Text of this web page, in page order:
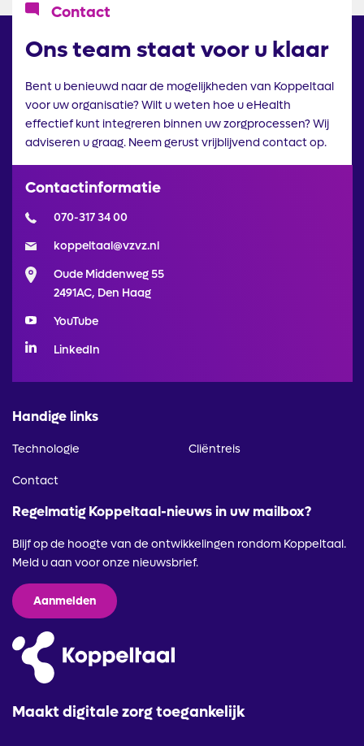
IcoonContact
Ons team staat voor u klaar
Bent u benieuwd naar de mogelijkheden van Koppeltaal
voor uw organisatie? Wilt u weten hoe u eHealth
effectief kunt integreren binnen uw zorgprocessen? Wij
adviseren u graag. Neem gerust vrijblijvend contact op.
Contactinformatie
070-317 34 00
koppeltaal@vzvz.nl
Oude Middenweg 55
2491AC, Den Haag
YouTube
LinkedIn
Maakt digitale zorg toegankelijk
Handige links
Technologie Cliëntreis
Contact
Regelmatig Koppeltaal-nieuws in uw mailbox?
Blijf op de hoogte van de ontwikkelingen rondom Koppeltaal.
Meld u aan voor onze nieuwsbrief.
Aanmelden